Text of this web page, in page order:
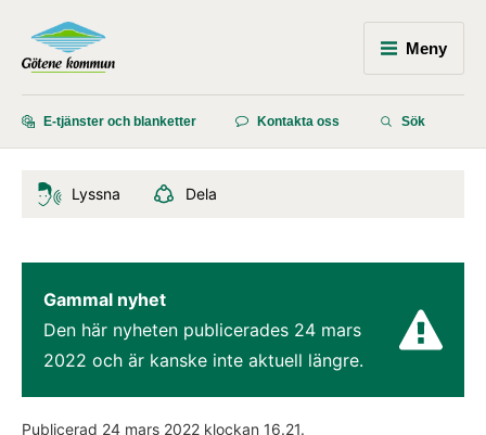
Meny
E-tjänster och blanketter Kontakta oss Sök
Lyssna Dela
Gammal nyhet
Den här nyheten publicerades 24 mars
2022 och är kanske inte aktuell längre.
Publicerad 24 mars 2022 klockan 16.21.